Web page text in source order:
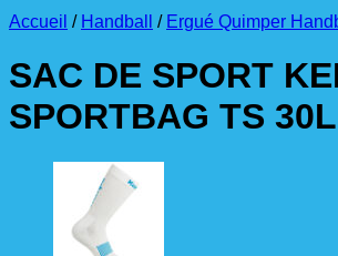
Accueil / Handball / Ergué Quimper
SAC DE SPORT
SPORTBAG TS